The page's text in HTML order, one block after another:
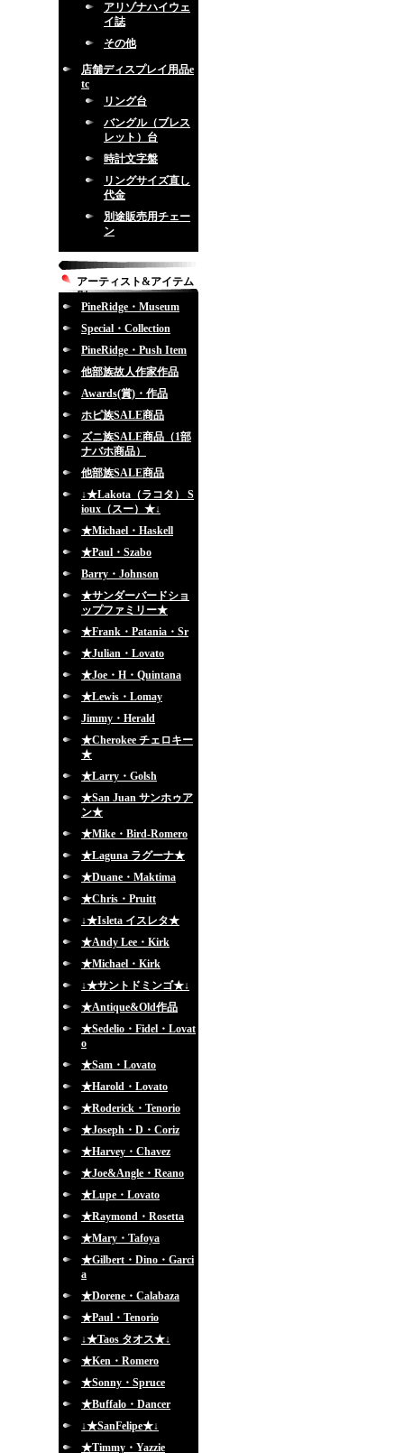
アリゾナハイウェ
イ誌
その他
店舗ディスプレイ用品e
tc
リング台
バングル（ブレス
レット）台
時計文字盤
リングサイズ直し
代金
別途販売用チェー
ン
アーティスト&アイテム
別
PineRidge・Museum
Special・Collection
PineRidge・Push Item
他部族故人作家作品
Awards(賞)・作品
ホピ族SALE商品
ズニ族SALE商品（1部
ナバホ商品）
他部族SALE商品
↓★Lakota（ラコタ） S
ioux（スー）★↓
★Michael・Haskell
★Paul・Szabo
Barry・Johnson
★サンダーバードショ
ップファミリー★
★Frank・Patania・Sr
★Julian・Lovato
★Joe・H・Quintana
★Lewis・Lomay
Jimmy・Herald
★Cherokee チェロキー
★
★Larry・Golsh
★San Juan サンホゥア
ン★
★Mike・Bird-Romero
★Laguna ラグーナ★
★Duane・Maktima
★Chris・Pruitt
↓★Isleta イスレタ★
★Andy Lee・Kirk
★Michael・Kirk
↓★サントドミンゴ★↓
★Antique&Old作品
★Sedelio・Fidel・Lovat
o
★Sam・Lovato
★Harold・Lovato
★Roderick・Tenorio
★Joseph・D・Coriz
★Harvey・Chavez
★Joe&Angle・Reano
★Lupe・Lovato
★Raymond・Rosetta
★Mary・Tafoya
★Gilbert・Dino・Garci
a
★Dorene・Calabaza
★Paul・Tenorio
↓★Taos タオス★↓
★Ken・Romero
★Sonny・Spruce
★Buffalo・Dancer
↓★SanFelipe★↓
★Timmy・Yazzie